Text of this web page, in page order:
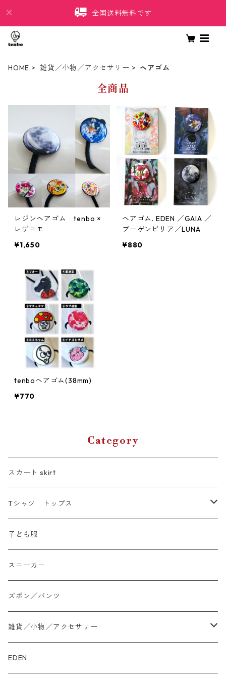
全国送料無料です
HOME 雑貨／小物／アクセサリー ヘアゴム
全商品
レジンヘアゴム tenbo ×
レザニモ
¥1,650
ヘアゴム. EDEN ／GAIA ／
ブーゲンビリア／LUNA
¥880
tenboヘアゴム(38mm)
¥770
Category
スカート skirt
Tシャツ トップス
Tシャツ
シャツ
大きいサイズ
ロングTシャツ
子ども服
スニーカー
ズボン／パンツ
雑貨／小物／アクセサリー
トートバッグ
EDEN